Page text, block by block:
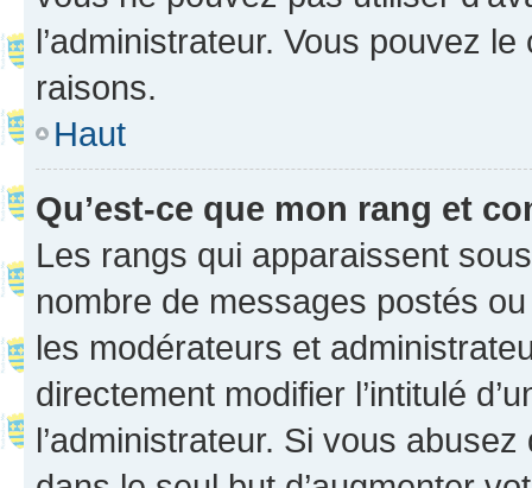
l’administrateur. Vous pouvez
raisons.
Haut
Qu’est-ce que mon rang et
Les rangs qui apparaissent
nombre de messages postés
les modérateurs et
directement modifier l’intitulé
l’administrateur. Si vous